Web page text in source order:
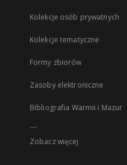
Kolekcje osób prywatnych
Kolekcje tematyczne
Formy zbiorów
Zasoby elektroniczne
Bibliografia Warmii i Mazur
...
Zobacz więcej